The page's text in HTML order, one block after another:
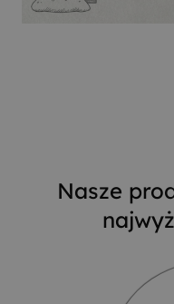
Nasze